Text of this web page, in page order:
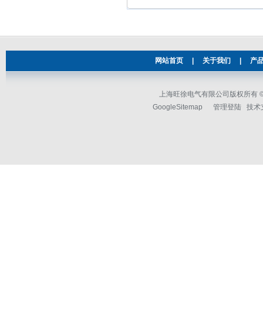
网站首页 关于我们 产
上海旺徐电气有限公司版权所有
GoogleSitemap
管理登陆 技术